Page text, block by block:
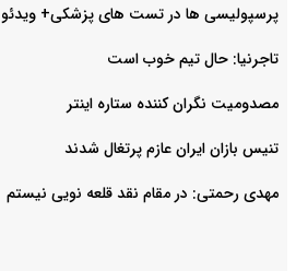
پرسپولیسی ها در تست های پزشکی+ ویدئو
تاجرنیا: حال تیم خوب است
مصدومیت نگران کننده ستاره اینتر
تنیس بازان ایران عازم پرتغال شدند
مهدی رحمتی: در مقام نقد قلعه نویی نیستم